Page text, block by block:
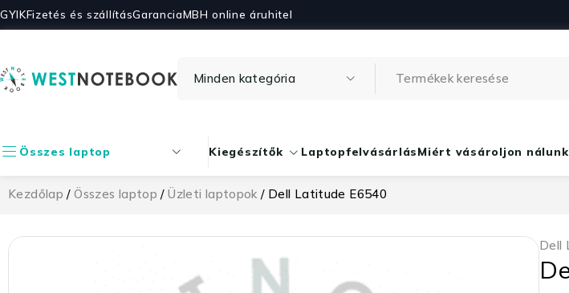
GYIKFizetés és szállításGaranciaMBH online áruhitel
Összes laptop Kiegészítők LaptopfelvásárlásMiért vásároljon
Kezdőlap /Összes laptop /Üzleti laptopok / Dell Latitude E6540
Dell